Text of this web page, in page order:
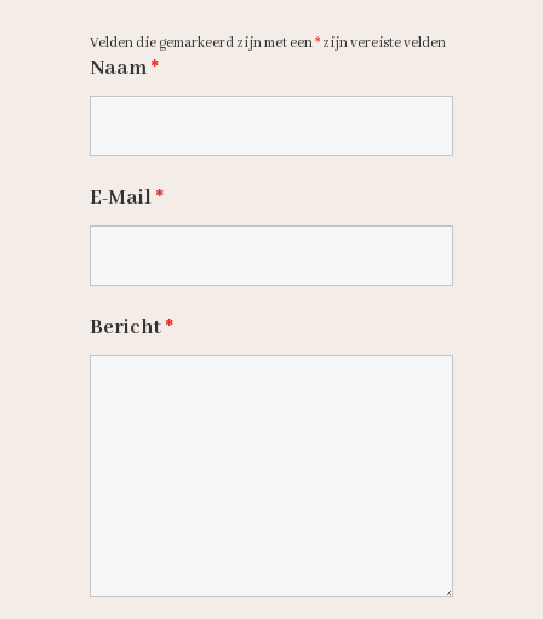
Velden die gemarkeerd zijn met een* zijn vereiste velden
Naam*
E-Mail*
Bericht*